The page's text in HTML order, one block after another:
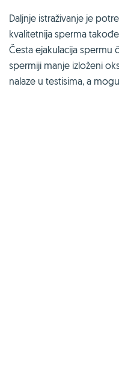
Daljnje istraživanje je
kvalitetnija sperma
Česta ejakulacija spermu
spermiji manje izloženi
nalaze u testisima, a